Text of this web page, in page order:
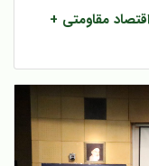
مقاومتی +